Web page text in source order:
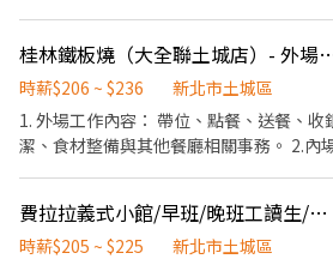
工作環境、設備和餐具。 ．準備不同餐點
量食材的容量與重量。 ．負責擺盤、打包外帶服務。
確認是否能夠配合 平日早班10:00-14:30
班10:00-21:30(14:30-16:30為空班) 希望
桂林鐵板燒（大全聯
時薪$206 ~ $236
新北市土城區
1. 外場工作內容： 帶位、點餐、送餐、
潔、食材整備與其他餐廳相關事務。 2.內場工作內容： 擔任廚師之
境整潔 4.彈性排班，雙週排班 5.休息時間免費供餐 🎓歡迎應屆畢業
生🎓
費拉拉義式小館/早班/晚班工讀生/假日配合上班
時薪$205 ~ $225
新北市土城區